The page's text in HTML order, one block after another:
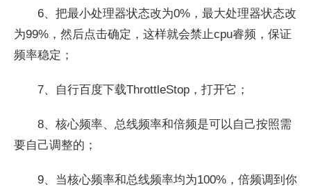
6、把最小处理器状态改为0%，最大处理器状态改
为99%，然后点击确定，这样就会禁止cpu睿频，保证
频率稳定；
7、自行百度下载ThrottleStop，打开它；
8、核心频率、总线频率和倍频是可以自己按照需
要自己调整的；
9、当核心频率和总线频率均为100%，倍频调到你